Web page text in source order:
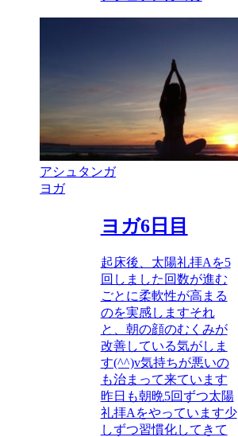
アシュタンガ
ヨガ
ヨガ6日目
起床後、太陽礼拝Aを5
回しました回数が進む
ごとに柔軟性が高まる
のを実感しますそれ
と、朝の顔のむくみが
改善している気がしま
す(^^)v気持ちが悪いの
も治まって来ています
昨日も朝晩5回ずつ太陽
礼拝Aをやっています少
しずつ習慣化してきて